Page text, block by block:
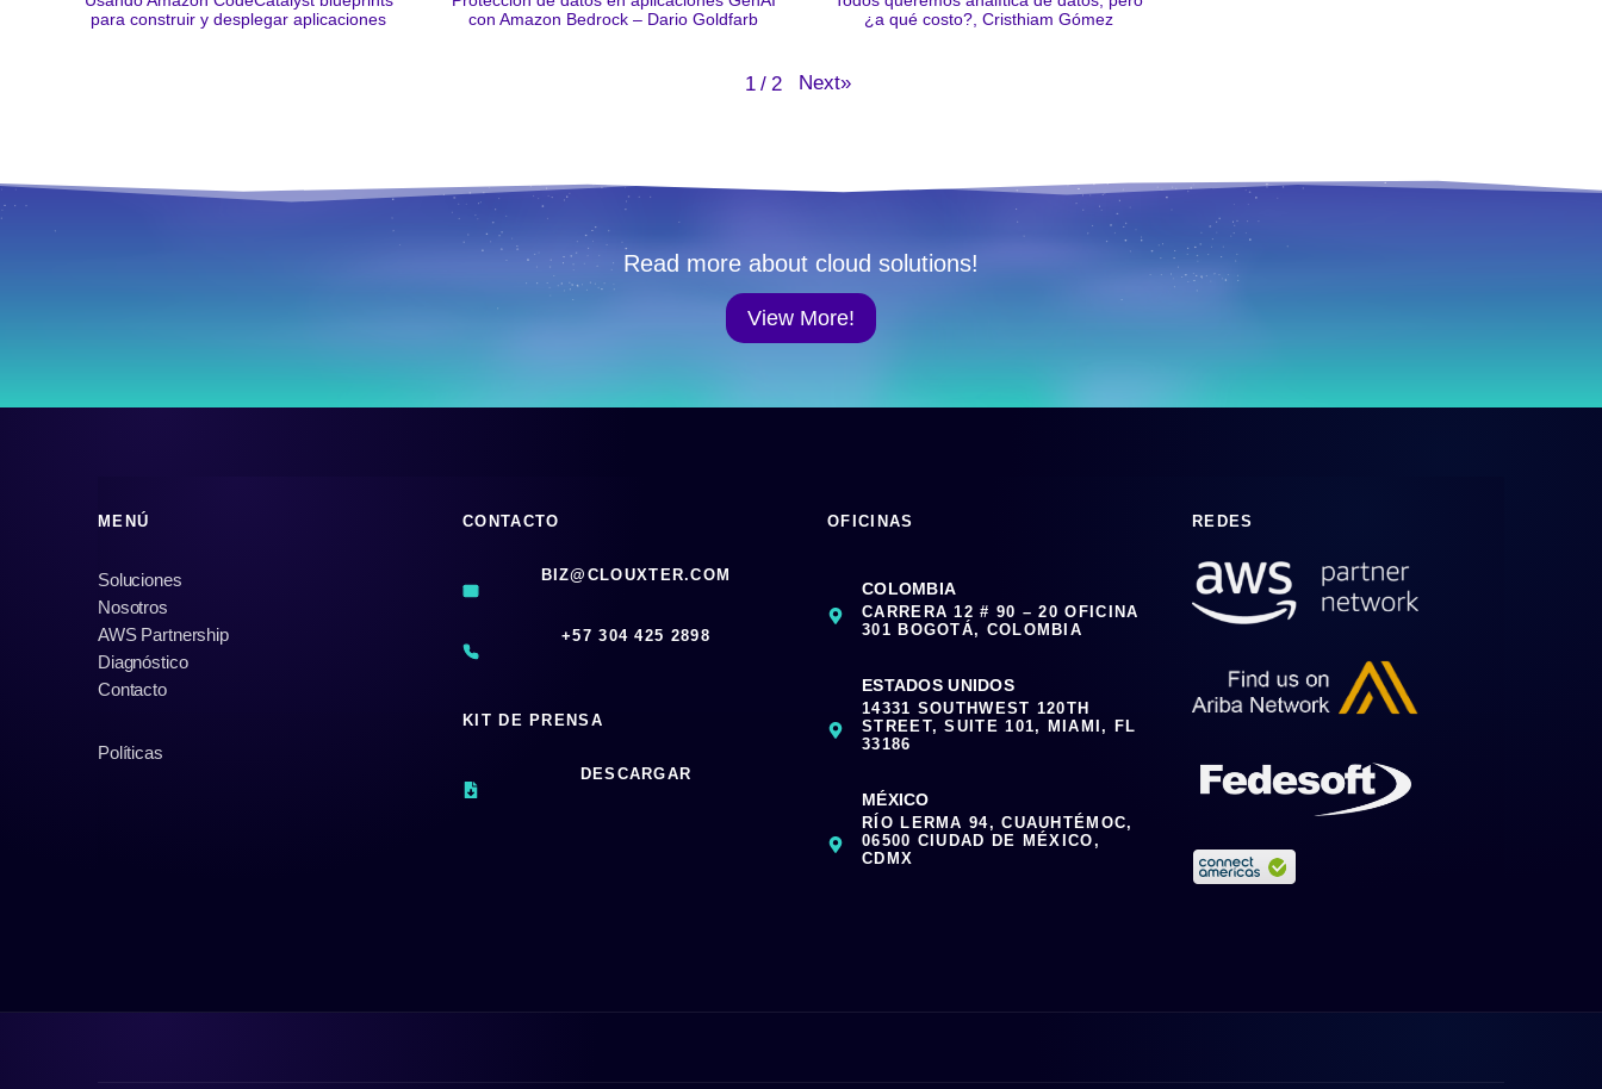
para construir y desplegar aplicaciones
con Amazon Bedrock – Dario Goldfarb
¿a qué costo?, Cristhiam Gómez
1 / 2 Next»
Read more about cloud solutions!
View More!
MENÚ
Soluciones
Nosotros
AWS Partnership
Diagnóstico
Contacto
Políticas
CONTACTO
BIZ@CLOUXTER.COM
‪+57 304 425 2898
KIT DE PRENSA
DESCARGAR
OFICINAS
COLOMBIA
CARRERA 12 # 90 – 20 OFICINA
301 BOGOTÁ, COLOMBIA
ESTADOS UNIDOS
14331 SOUTHWEST 120TH
STREET, SUITE 101, MIAMI, FL
33186
MÉXICO
RÍO LERMA 94, CUAUHTÉMOC,
06500 CIUDAD DE MÉXICO,
CDMX
REDES